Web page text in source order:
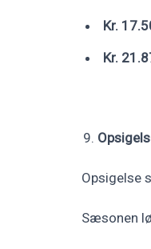
Kr.
Kr.
Opsigelse
Sæsonen